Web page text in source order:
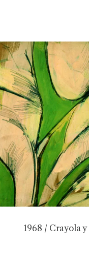
1968 / Crayola